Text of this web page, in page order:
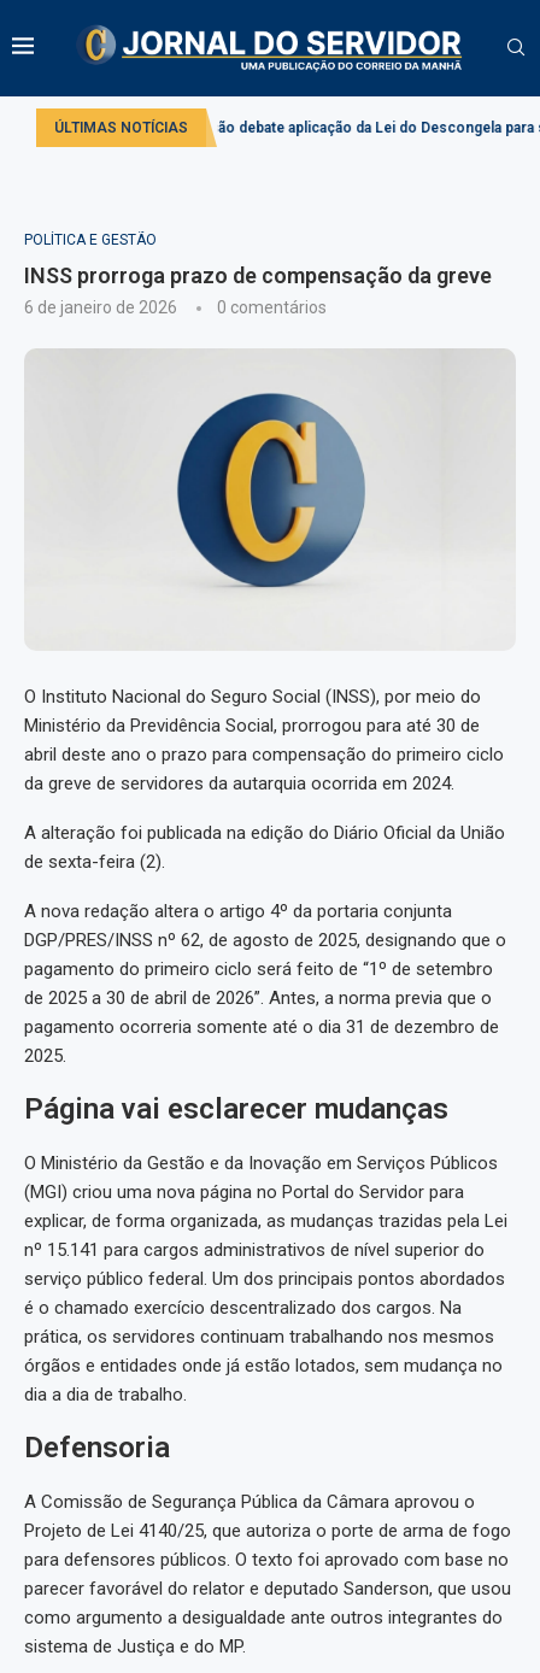
ÚLTIMAS NOTÍCIAS
Comissão debate aplicação da Lei do Descongela para servidores
POLÍTICA E GESTÃO
INSS prorroga prazo de compensação da greve
6 de janeiro de 2026 0 comentários
O Instituto Nacional do Seguro Social (INSS), por meio do
Ministério da Previdência Social, prorrogou para até 30 de
abril deste ano o prazo para compensação do primeiro ciclo
da greve de servidores da autarquia ocorrida em 2024.
A alteração foi publicada na edição do Diário Oficial da União
de sexta-feira (2).
A nova redação altera o artigo 4º da portaria conjunta
DGP/PRES/INSS nº 62, de agosto de 2025, designando que o
pagamento do primeiro ciclo será feito de “1º de setembro
de 2025 a 30 de abril de 2026”. Antes, a norma previa que o
pagamento ocorreria somente até o dia 31 de dezembro de
2025.
Página vai esclarecer mudanças
O Ministério da Gestão e da Inovação em Serviços Públicos
(MGI) criou uma nova página no Portal do Servidor para
explicar, de forma organizada, as mudanças trazidas pela Lei
nº 15.141 para cargos administrativos de nível superior do
serviço público federal. Um dos principais pontos abordados
é o chamado exercício descentralizado dos cargos. Na
prática, os servidores continuam trabalhando nos mesmos
órgãos e entidades onde já estão lotados, sem mudança no
dia a dia de trabalho.
Defensoria
A Comissão de Segurança Pública da Câmara aprovou o
Projeto de Lei 4140/25, que autoriza o porte de arma de fogo
para defensores públicos. O texto foi aprovado com base no
parecer favorável do relator e deputado Sanderson, que usou
como argumento a desigualdade ante outros integrantes do
sistema de Justiça e do MP.